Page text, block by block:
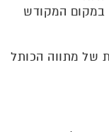
במקום המקודש
של מתווה הכותל